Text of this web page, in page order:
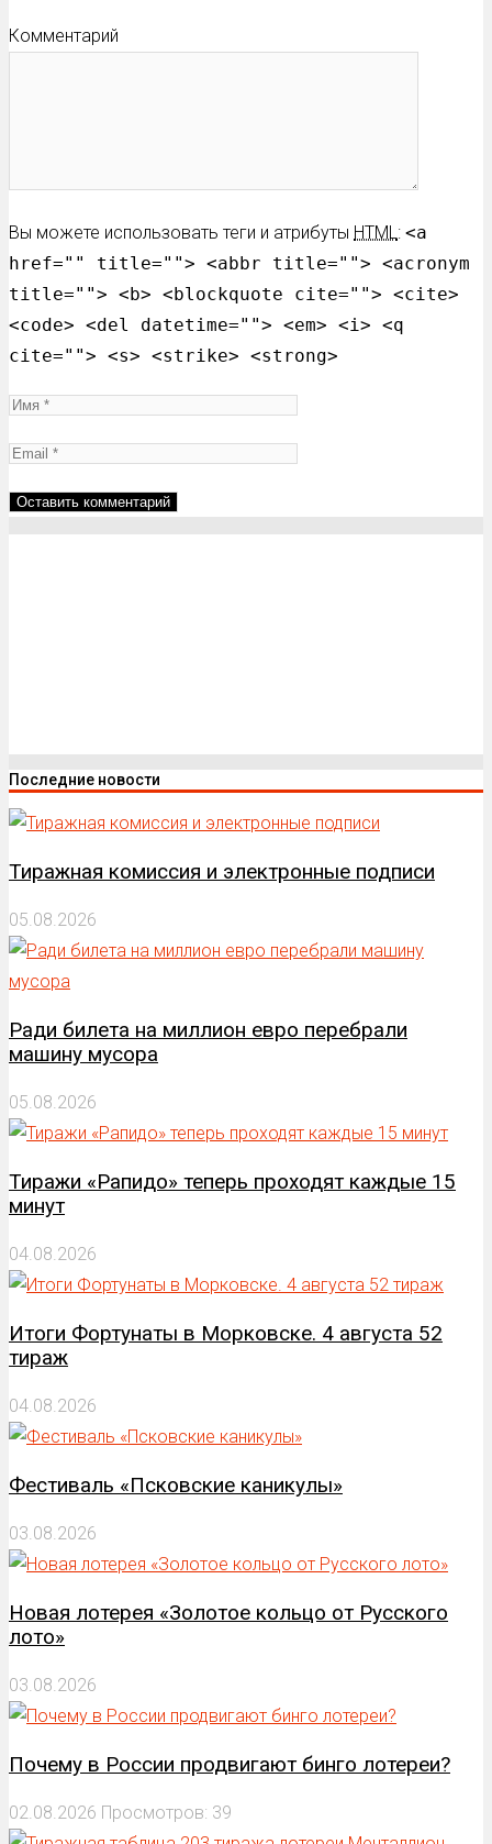
Комментарий
Вы можете использовать теги и атрибуты HTML: <a
href="" title=""> <abbr title=""> <acronym
title=""> <b> <blockquote cite=""> <cite>
<code> <del datetime=""> <em> <i> <q
cite=""> <s> <strike> <strong>
Последние новости
Тиражная комиссия и электронные подписи
05.08.2026
Ради билета на миллион евро перебрали
машину мусора
05.08.2026
Тиражи «Рапидо» теперь проходят каждые 15
минут
04.08.2026
Итоги Фортунаты в Морковске. 4 августа 52
тираж
04.08.2026
Фестиваль «Псковские каникулы»
03.08.2026
Новая лотерея «Золотое кольцо от Русского
лото»
03.08.2026
Почему в России продвигают бинго лотереи?
02.08.2026 Просмотров: 39